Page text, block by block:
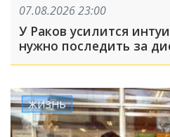
07.08.2026 23:00
У Раков усилится
нужно последить за
ЖИЗНЬ